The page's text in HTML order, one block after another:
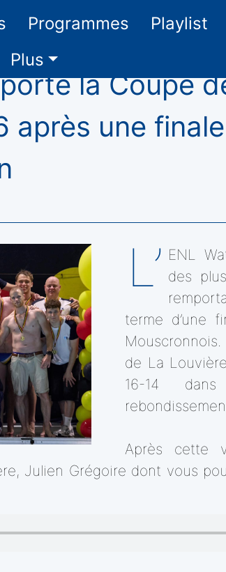
Programmes
Playlist
Plus
la Coupe
après une
L’ ENL
des
terme d’une
de La
16-14
Après cette
Julien Grégoire dont vous